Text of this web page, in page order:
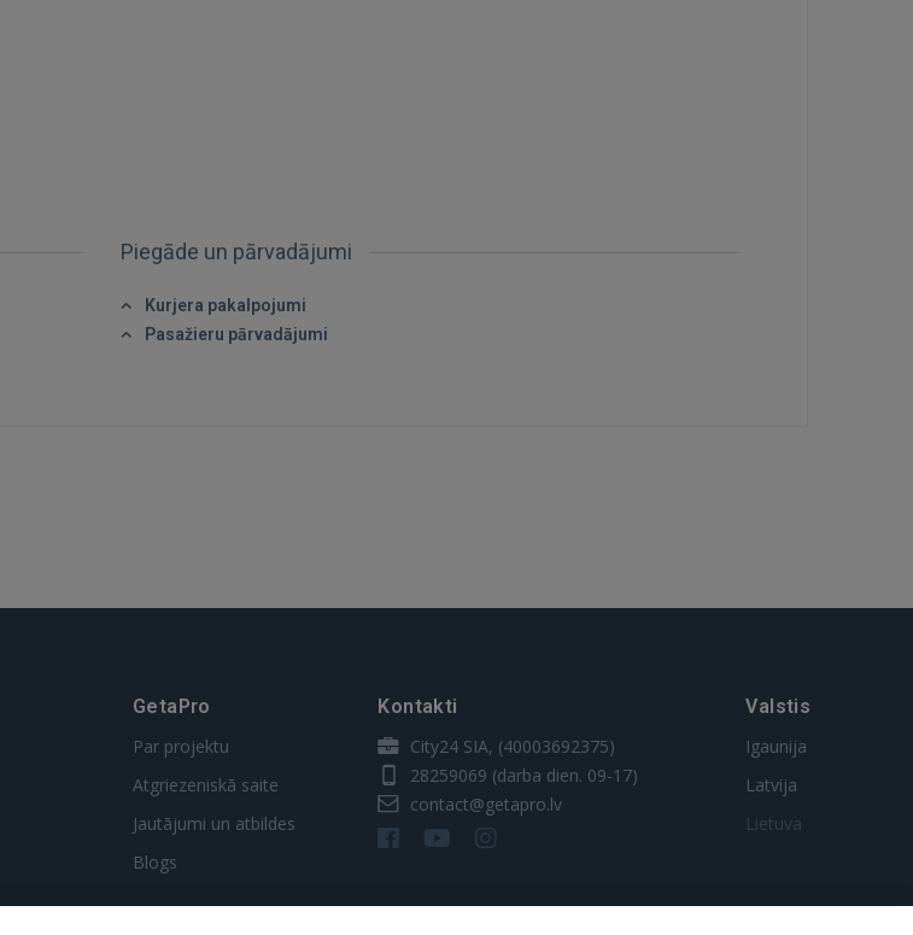
Vēl neesat reģistrējies?Piegāde un pārvadājumi
Kurjera pakalpojumi
Pasažieru pārvadājumi
GetaPro
Par projektu
Atgriezeniskā saite
Jautājumi un atbildes
Blogs
Kontakti
City24 SIA, (40003692375)
28259069 (darba dien. 09-17)
contact@getapro.lv
Valstis
Igaunija
Latvija
Lietuva